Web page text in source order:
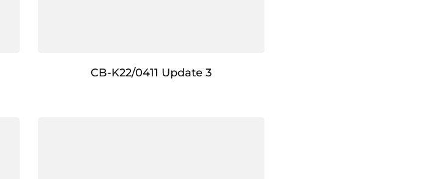
CB-K22/0411 Update 3